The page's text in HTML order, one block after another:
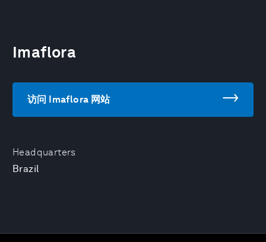
Headquarters
Brazil
Imaflora
访问 Imaflora 网站